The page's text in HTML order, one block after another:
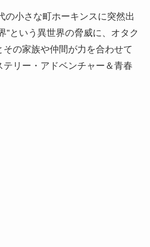
の小さな町ホーキンスに突然出
”という異世界の脅威に、オタク
の家族や仲間が力を合わせて
テリー・アドベンチャー＆青春